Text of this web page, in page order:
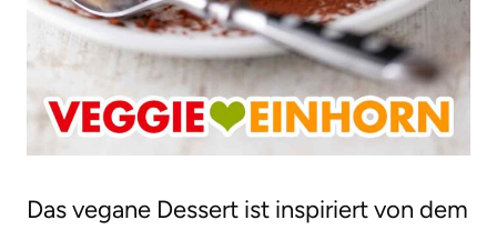
Das vegane Dessert ist inspiriert von dem